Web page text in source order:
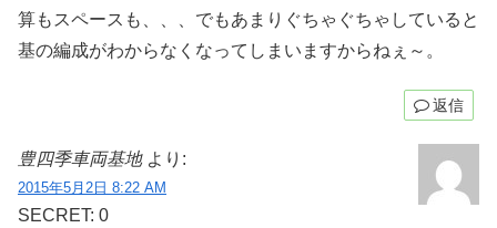
算もスペースも、、、でもあまりぐちゃぐちゃしていると
基の編成がわからなくなってしまいますからねぇ～。
返信
豊四季車両基地 より:
2015年5月2日 8:22 AM
SECRET: 0